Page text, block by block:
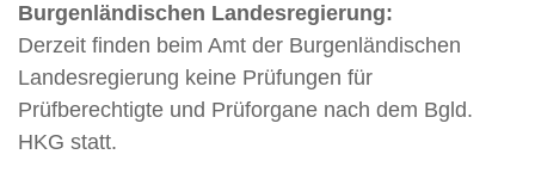
Burgenländischen Landesregierung:
Derzeit finden beim Amt der Burgenländischen
Landesregierung keine Prüfungen für
Prüfberechtigte und Prüforgane nach dem Bgld.
HKG statt.